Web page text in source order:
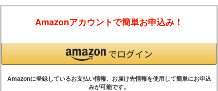
Amazonアカウントで簡単お申込み！
Amazonに登録しているお支払い情報、お届け先情報を使用して簡単にお申込
みが可能です。